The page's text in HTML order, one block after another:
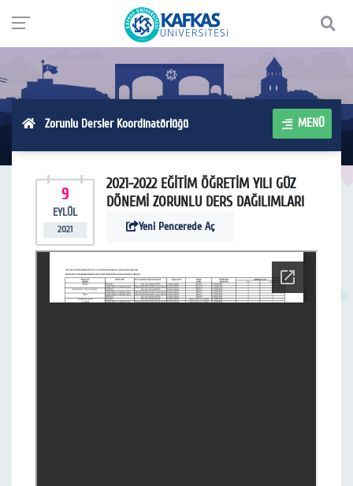
Zorunlu Dersler Koordinatörlüğü MENÜ
9
EYLÜL
2021
2021-2022 EĞİTİM ÖĞRETİM YILI GÜZ
DÖNEMİ ZORUNLU DERS DAĞILIMLARI
Yeni Pencerede Aç